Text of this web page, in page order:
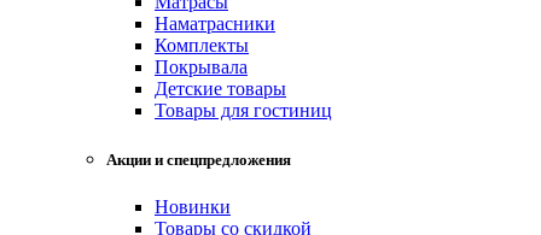
Наматрасники
Комплекты
Покрывала
Детские товары
Товары для гостиниц
Акции и спецпредложения
Новинки
Товары со скидкой